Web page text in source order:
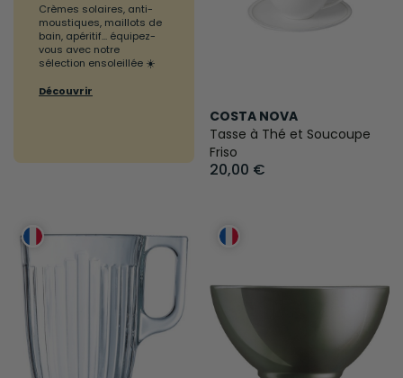
Crèmes solaires, anti-
moustiques, maillots de
bain, apéritif... équipez-
vous avec notre
sélection ensoleillée ☀️
Découvrir
COSTA NOVA
Tasse à Thé et Soucoupe
Friso
20,00 €